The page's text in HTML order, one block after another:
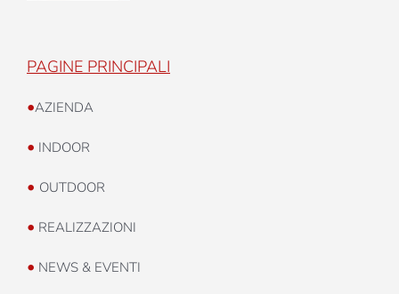
PAGINE PRINCIPALI
•AZIENDA
• INDOOR
• OUTDOOR
• REALIZZAZIONI
• NEWS & EVENTI